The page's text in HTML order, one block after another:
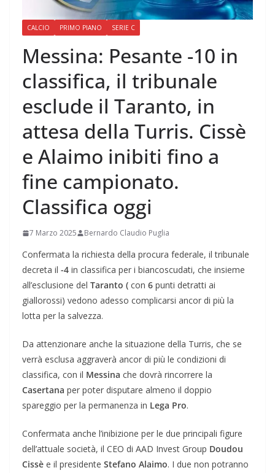
CALCIO PRIMO PIANO SERIE C
Messina: Pesante -10 in
classifica, il tribunale
esclude il Taranto, in
attesa della Turris. Cissè
e Alaimo inibiti fino a
fine campionato.
Classifica oggi
7 Marzo 2025 Bernardo Claudio Puglia
Confermata la richiesta della procura federale, il tribunale
decreta il -4 in classifica per i biancoscudati, che insieme
all’esclusione del Taranto ( con 6 punti detratti ai
giallorossi) vedono adesso complicarsi ancor di più la
lotta per la salvezza.
Da attenzionare anche la situazione della Turris, che se
verrà esclusa aggraverà ancor di più le condizioni di
classifica, con il Messina che dovrà rincorrere la
Casertana per poter disputare almeno il doppio
spareggio per la permanenza in Lega Pro.
Confermata anche l’inibizione per le due principali figure
dell’attuale società, il CEO di AAD Invest Group Doudou
Cissè e il presidente Stefano Alaimo. I due non potranno